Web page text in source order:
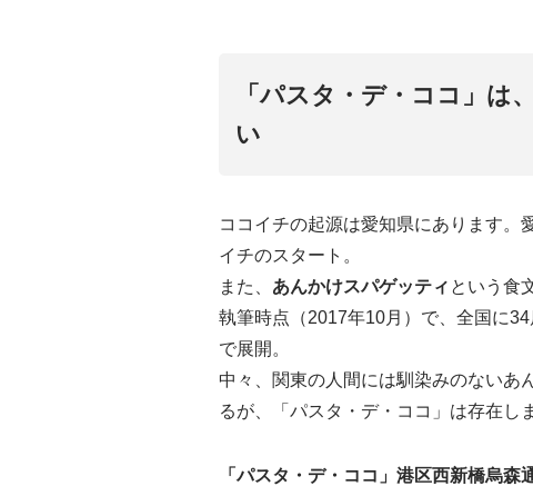
「パスタ・デ・ココ」は
い
ココイチの起源は愛知県にあります。
イチのスタート。
また、 あんかけスパゲッティ という食
執筆時点（2017年10月）で、全国に
で展開。
中々、関東の人間には馴染みのないあ
るが、「パスタ・デ・ココ」は存在し
「パスタ・デ・ココ」港区西新橋烏森